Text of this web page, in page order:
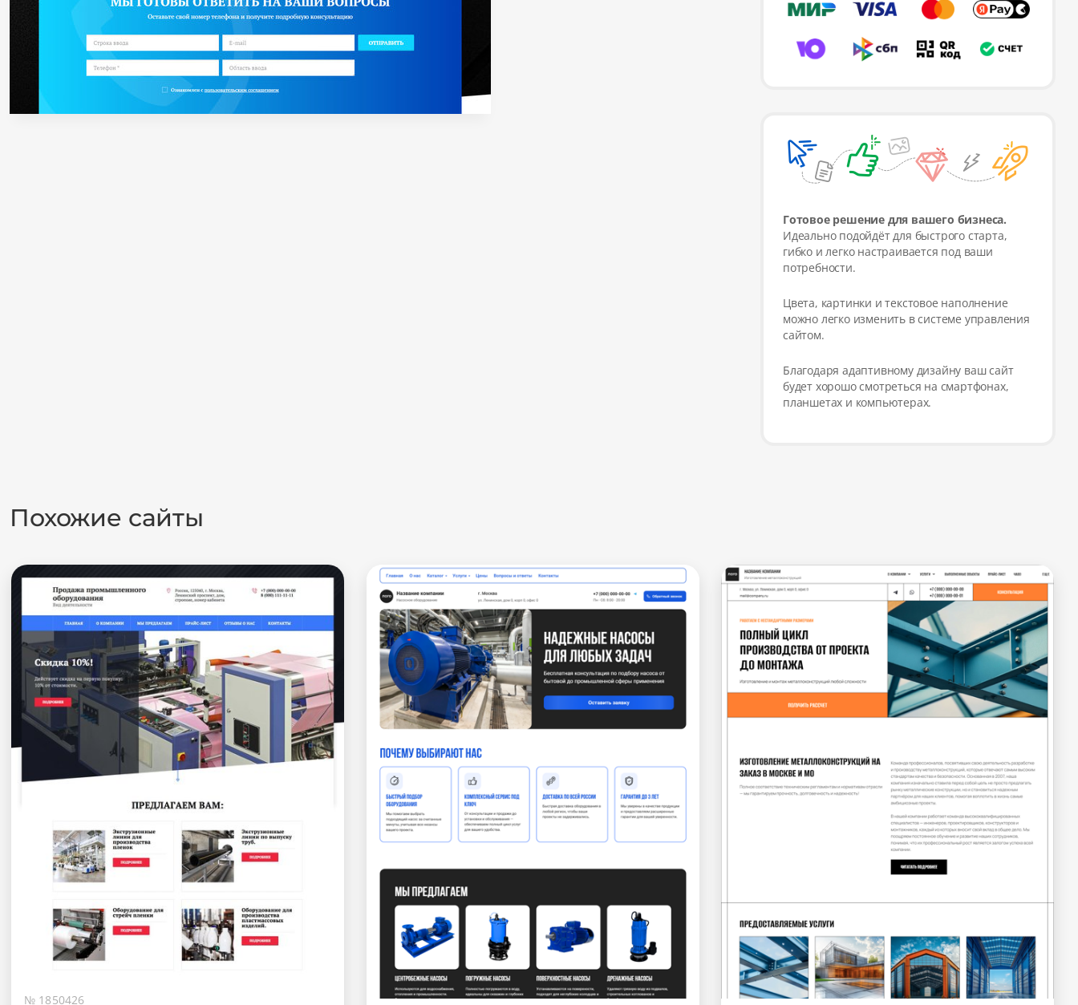
Готовое решение для вашего бизнеса.
Идеально подойдёт для быстрого старта,
гибко и легко настраивается под ваши
потребности.
Цвета, картинки и текстовое наполнение
можно легко изменить в системе управления
сайтом.
Благодаря адаптивному дизайну ваш сайт
будет хорошо смотреться на смартфонах,
планшетах и компьютерах.
Похожие сайты
№ 1850426